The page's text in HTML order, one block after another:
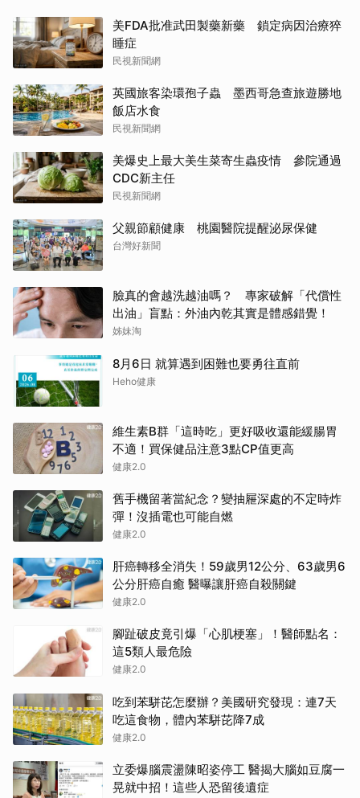
美FDA批准武田製藥新藥 鎖定病因治療猝
睡症
民視新聞網
英國旅客染環孢子蟲 墨西哥急查旅遊勝地
飯店水食
民視新聞網
美爆史上最大美生菜寄生蟲疫情 參院通過
CDC新主任
民視新聞網
父親節顧健康 桃園醫院提醒泌尿保健
台灣好新聞
臉真的會越洗越油嗎？ 專家破解「代償性
出油」盲點：外油內乾其實是體感錯覺！
姊妹淘
8月6日 就算遇到困難也要勇往直前
Heho健康
維生素B群「這時吃」更好吸收還能緩腸胃
不適！買保健品注意3點CP值更高
健康2.0
舊手機留著當紀念？變抽屜深處的不定時炸
彈！沒插電也可能自燃
健康2.0
肝癌轉移全消失！59歲男12公分、63歲男6
公分肝癌自癒 醫曝讓肝癌自殺關鍵
健康2.0
腳趾破皮竟引爆「心肌梗塞」！醫師點名：
這5類人最危險
健康2.0
吃到苯駢芘怎麼辦？美國研究發現：連7天
吃這食物，體內苯駢芘降7成
健康2.0
立委爆腦震盪陳昭姿停工 醫揭大腦如豆腐一
晃就中招！這些人恐留後遺症